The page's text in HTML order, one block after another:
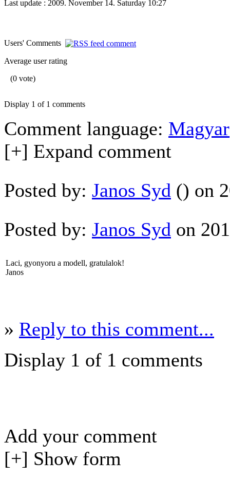
Last update : 2009. November 14. Saturday 10:27
Users' Comments
Average user rating
(0 vote)
Display 1 of 1 comments
Comment language: Magyar
[+] Expand comment
Posted by: Janos Syd () on
Posted by: Janos Syd on
Laci, gyonyoru a modell, gratulalok!
Janos
» Reply to this comment...
Display 1 of 1 comments
Add your comment
[+] Show form